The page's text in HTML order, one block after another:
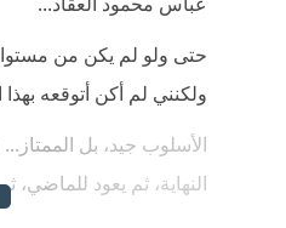
حتى ولو لم يكن من مستواي
ولكنني لم أكن أتوقعه
الأسلوب جيد، بل
النهاية، ثم يعود